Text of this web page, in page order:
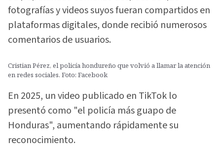
fotografías y videos suyos fueran compartidos en
plataformas digitales, donde recibió numerosos
comentarios de usuarios.
Cristian Pérez, el policía hondureño que volvió a llamar la atención
en redes sociales. Foto: Facebook
En 2025, un video publicado en TikTok lo
presentó como "el policía más guapo de
Honduras", aumentando rápidamente su
reconocimiento.